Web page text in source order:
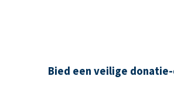
Bied een veilige